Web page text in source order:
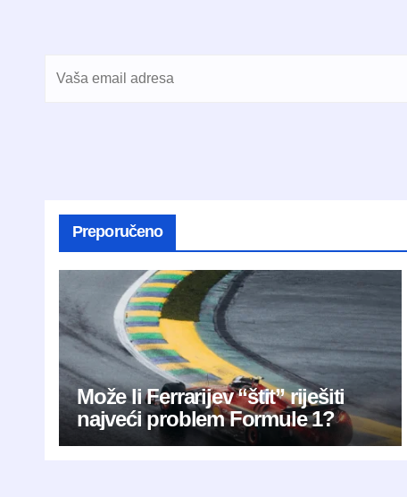
Preporučeno
Može li Ferrarijev “štit” riješiti
najveći problem Formule 1?